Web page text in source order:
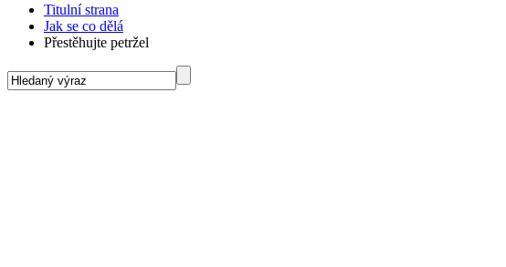
Titulní strana
Jak se co dělá
Přestěhujte petržel